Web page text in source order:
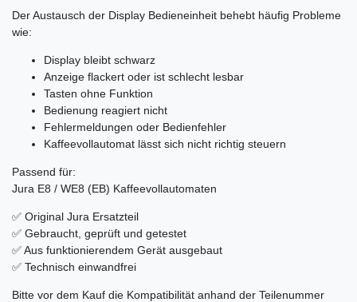
Der Austausch der Display Bedieneinheit behebt häufig Probleme
wie:
Display bleibt schwarz
Anzeige flackert oder ist schlecht lesbar
Tasten ohne Funktion
Bedienung reagiert nicht
Fehlermeldungen oder Bedienfehler
Kaffeevollautomat lässt sich nicht richtig steuern
Passend für:
Jura E8 / WE8 (EB) Kaffeevollautomaten
✅ Original Jura Ersatzteil
✅ Gebraucht, geprüft und getestet
✅ Aus funktionierendem Gerät ausgebaut
✅ Technisch einwandfrei
Bitte vor dem Kauf die Kompatibilität anhand der Teilenummer